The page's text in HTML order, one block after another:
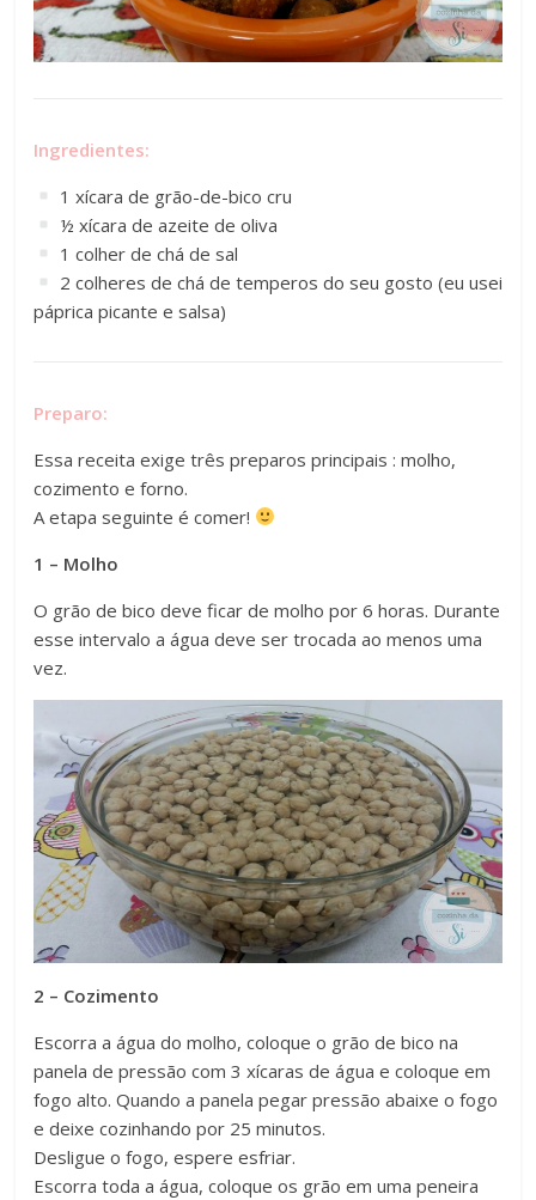
Ingredientes:
1 xícara de grão-de-bico cru
½ xícara de azeite de oliva
1 colher de chá de sal
2 colheres de chá de temperos do seu gosto (eu usei
páprica picante e salsa)
Preparo:
Essa receita exige três preparos principais : molho,
cozimento e forno.
A etapa seguinte é comer!
1 – Molho
O grão de bico deve ficar de molho por 6 horas. Durante
esse intervalo a água deve ser trocada ao menos uma
vez.
2 – Cozimento
Escorra a água do molho, coloque o grão de bico na
panela de pressão com 3 xícaras de água e coloque em
fogo alto. Quando a panela pegar pressão abaixe o fogo
e deixe cozinhando por 25 minutos.
Desligue o fogo, espere esfriar.
Escorra toda a água, coloque os grão em uma peneira